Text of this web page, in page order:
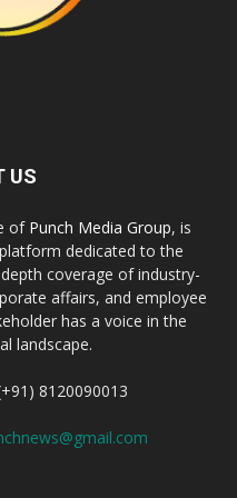
US
of Punch Media Group, is
dedicated to the
coverage of industry-
affairs, and employee
has a voice in the
landscape.
8120090013